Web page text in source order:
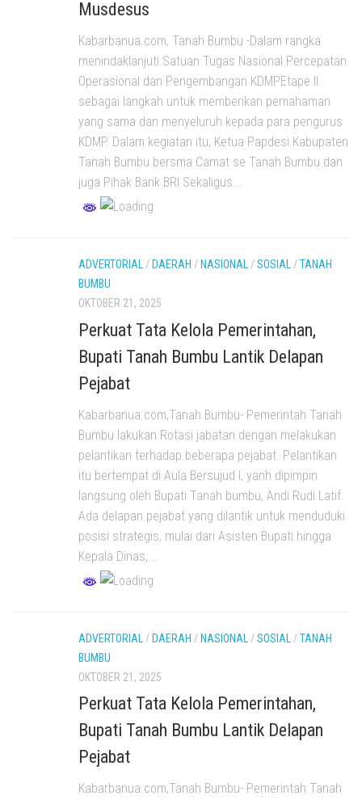
Musdesus
Kabarbanua.com, Tanah Bumbu -Dalam rangka
menindaklanjuti Satuan Tugas Nasional Percepatan
Operasional dan Pengembangan KDMPEtape II
sebagai langkah untuk memberikan pemahaman
yang sama dan menyeluruh kepada para pengurus
KDMP. Dalam kegiatan itu, Ketua Papdesi Kabupaten
Tanah Bumbu bersma Camat se Tanah Bumbu dan
juga Pihak Bank BRI Sekaligus...
ADVERTORIAL/ DAERAH / NASIONAL/SOSIAL/TANAH
BUMBU
OKTOBER 21, 2025
Perkuat Tata Kelola Pemerintahan,
Bupati Tanah Bumbu Lantik Delapan
Pejabat
Kabarbanua.com,Tanah Bumbu- Pemerintah Tanah
Bumbu lakukan Rotasi jabatan dengan melakukan
pelantikan terhadap beberapa pejabat. Pelantikan
itu bertempat di Aula Bersujud I, yanh dipimpin
langsung oleh Bupati Tanah bumbu, Andi Rudi Latif.
Ada delapan pejabat yang dilantik untuk menduduki
posisi strategis, mulai dari Asisten Bupati hingga
Kepala Dinas,...
ADVERTORIAL / DAERAH / NASIONAL /SOSIAL /TANAH
BUMBU
OKTOBER 21, 2025
Perkuat Tata Kelola Pemerintahan,
Bupati Tanah Bumbu Lantik Delapan
Pejabat
Kabarbanua.com,Tanah Bumbu- Pemerintah Tanah